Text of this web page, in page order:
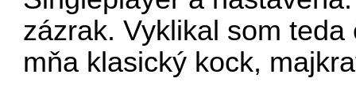
zázrak. Vyklikal som
mňa klasický kock,